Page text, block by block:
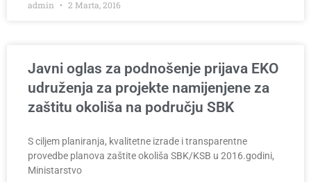
admin 2 Marta, 2016
Javni oglas za podnošenje prijava EKO
udruženja za projekte namijenjene za
zaštitu okoliša na području SBK
S ciljem planiranja, kvalitetne izrade i transparentne
provedbe planova zaštite okoliša SBK/KSB u 2016.godini,
Ministarstvo